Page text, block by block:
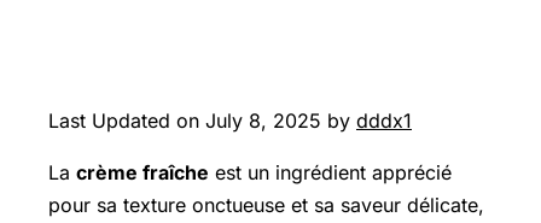
Last Updated on July 8, 2025 by dddx1
La crème fraîche est un ingrédient apprécié
pour sa texture onctueuse et sa saveur délicate,